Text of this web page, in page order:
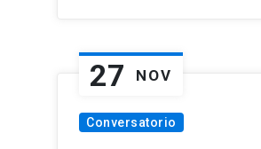
27 NOV
Conversatorio